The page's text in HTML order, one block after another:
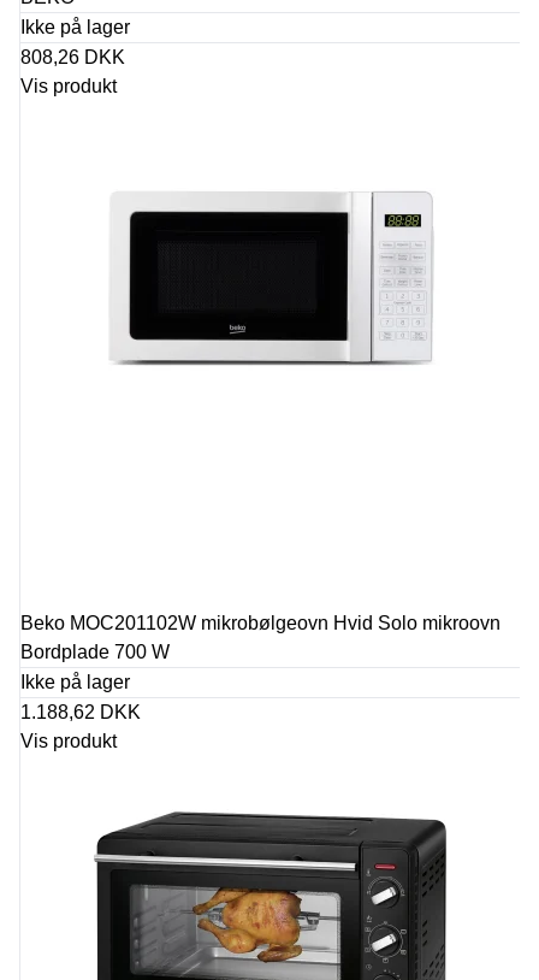
Ikke på lager
808,26 DKK
Vis produkt
Beko MOC201102W mikrobølgeovn Hvid Solo mikroovn
Bordplade 700 W
Ikke på lager
1.188,62 DKK
Vis produkt